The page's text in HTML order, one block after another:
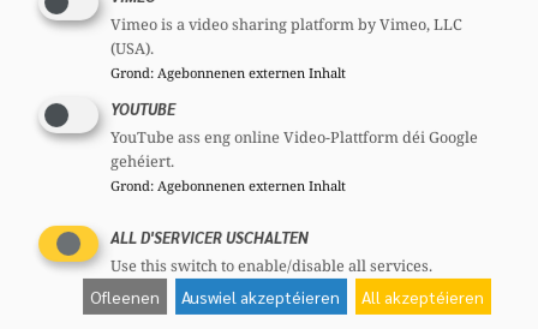
Deelen
Vimeo is a video sharing platform by Vimeo, LLC
(USA).
Grond: Agebonnenen externen Inhalt
YOUTUBE
YouTube ass eng online Video-Plattform déi Google
gehéiert.
Grond: Agebonnenen externen Inhalt
ALL D'SERVICER USCHALTEN
Use this switch to enable/disable all services.
Ofleenen Auswiel akzeptéieren All akzeptéieren